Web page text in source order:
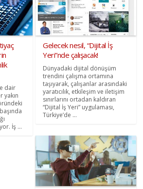
dair
yakın
İş ...
Gelecek nesil, “Dijital İş
Yeri”nde çalışacak!
Dünyadaki dijital dönüşüm
trendini çalışma ortamına
taşıyarak, çalışanlar arasındaki
yaratıcılık, etkileşim ve iletişim
sınırlarını ortadan kaldıran
“Dijital İş Yeri” uygulaması,
Türkiye’de ...